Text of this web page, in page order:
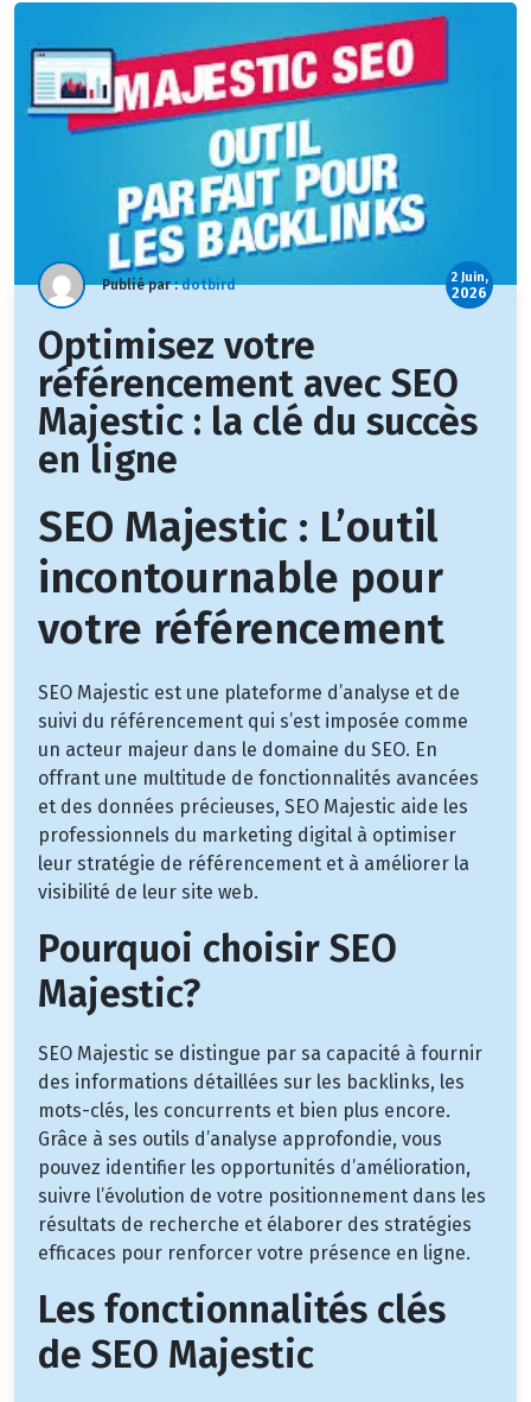
Publié par :dotbird 2 Juin,
2026
Optimisez votre
référencement avec SEO
Majestic : la clé du succès
en ligne
SEO Majestic : L’outil
incontournable pour
votre référencement
SEO Majestic est une plateforme d’analyse et de
suivi du référencement qui s’est imposée comme
un acteur majeur dans le domaine du SEO. En
offrant une multitude de fonctionnalités avancées
et des données précieuses, SEO Majestic aide les
professionnels du marketing digital à optimiser
leur stratégie de référencement et à améliorer la
visibilité de leur site web.
Pourquoi choisir SEO
Majestic?
SEO Majestic se distingue par sa capacité à fournir
des informations détaillées sur les backlinks, les
mots-clés, les concurrents et bien plus encore.
Grâce à ses outils d’analyse approfondie, vous
pouvez identifier les opportunités d’amélioration,
suivre l’évolution de votre positionnement dans les
résultats de recherche et élaborer des stratégies
efficaces pour renforcer votre présence en ligne.
Les fonctionnalités clés
de SEO Majestic